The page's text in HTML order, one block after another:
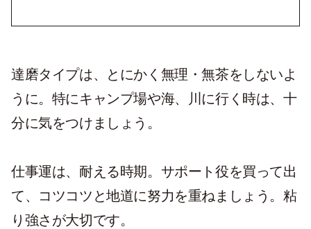
達磨タイプは、とにかく無理・無茶をしないよ
うに。特にキャンプ場や海、川に行く時は、十
分に気をつけましょう。
仕事運は、耐える時期。サポート役を買って出
て、コツコツと地道に努力を重ねましょう。粘
り強さが大切です。